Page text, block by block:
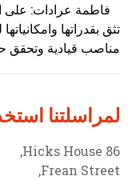
تصفّح
فاطمة عرادات: على
تثق بقدراتها
مناصب قيادية وتحقق
لمراسلتنا
86 Hicks House,
Frean Street,